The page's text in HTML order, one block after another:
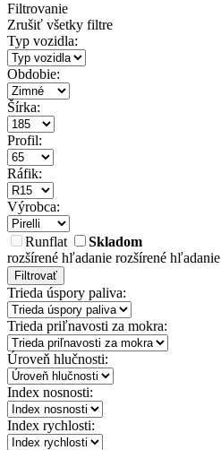
Filtrovanie
Zrušiť všetky filtre
Typ vozidla:
Obdobie:
Šírka:
Profil:
Ráfik:
Výrobca:
Runflat
Skladom
rozšírené hľadanie rozšírené hľadanie
Filtrovať
Trieda úspory paliva:
Trieda priľnavosti za mokra:
Úroveň hlučnosti:
Index nosnosti:
Index rychlosti: